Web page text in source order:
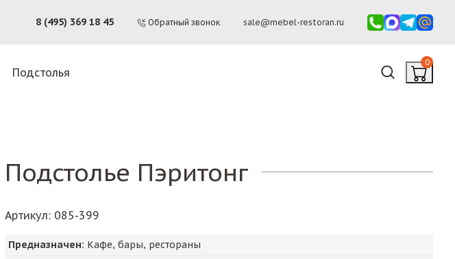
8 (495) 369 18 45 Обратный звонок sale@mebel-restoran.ru
Подстолья
0
Подстолье Пэритонг
Артикул: 085-399
Предназначен: Кафе, бары, рестораны